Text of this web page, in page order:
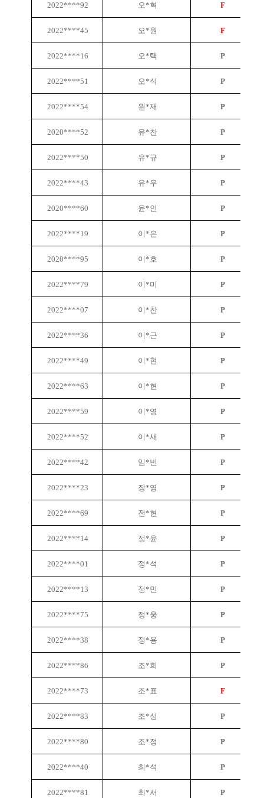
2022****92 오*혁 F
2022****45 오*원 F
2022****16 오*택 P
2022****51 오*석 P
2022****54 원*재 P
2020****52 유*찬 P
2022****50 유*규 P
2022****43 유*우 P
2020****60 윤*인 P
2022****19 이*은 P
2020****95 이*호 P
2022****79 이*미 P
2022****07 이*찬 P
2022****36 이*근 P
2022****49 이*현 P
2022****63 이*현 P
2022****59 이*영 P
2022****52 이*새 P
2022****42 임*빈 P
2022****23 장*영 P
2022****69 전*현 P
2022****14 정*윤 P
2022****01 정*석 P
2022****13 정*민 P
2022****75 정*웅 P
2022****38 정*용 P
2022****86 조*희 P
2022****73 조*표 F
2022****83 조*성 P
2022****80 조*정 P
2022****40 최*석 P
2022****81 최*서 P